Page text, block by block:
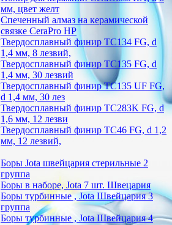
мм, цвет желт
Спеченный алмаз на керамической
связке CeraPro HP
Твердосплавный финир TC134 FG, d
1,4 мм, 8 лезвий,
Твердосплавный финир TC135 FG, d
1,4 мм, 30 лезвий
Твердосплавный финир TC135 UF FG,
d 1,4 мм, 30 лез
Твердосплавный финир TC283K FG, d
1,6 мм, 12 лезви
Твердосплавный финир TC46 FG, d 1,2
мм, 12 лезвий,
Боры Jota швейцария стерильные 2
группа
Боры в наборе, Jota 7 шт. Швецария
Боры турбинные , Jota Швейцария 3
группа
Боры турбинные , Jota Швейцария 4